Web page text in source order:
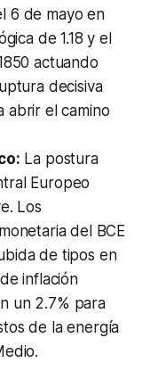
6 de mayo en
de 1.18 y el
actuando
decisiva
abrir el camino
La postura
Europeo
Los
del BCE
de tipos en
inflación
un 2.7% para
de la energía